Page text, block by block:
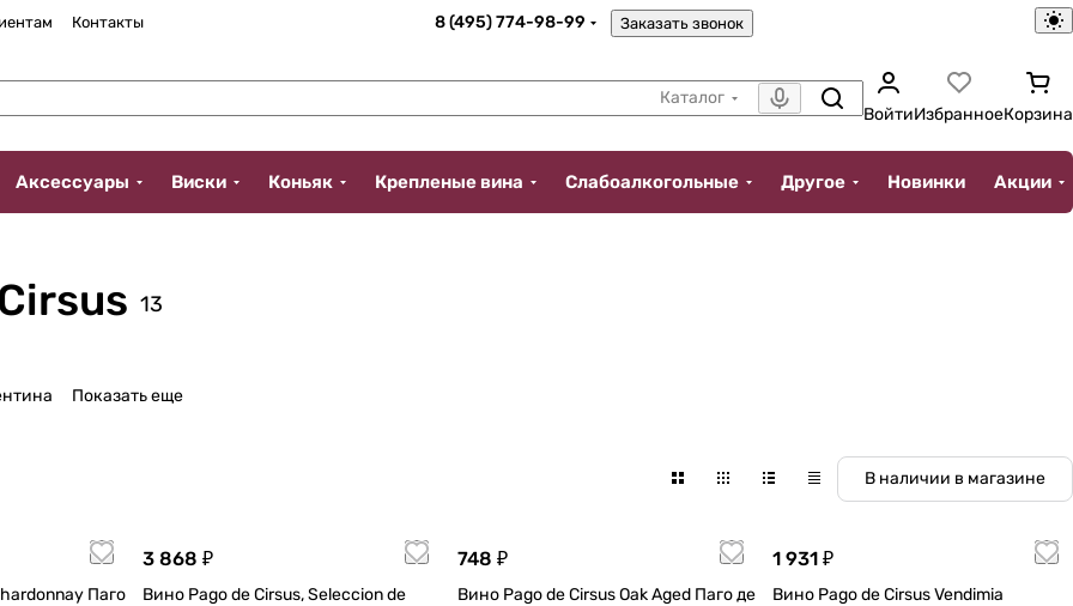
Контакты 8 (495) 774-98-99 Заказать звонок
Каталог
ВойтиИзбранноеКорзина
Аксессуары Виски Коньяк Крепленые вина Слабоалкогольные Другое Новинки Акции
13
Показать еще
В наличии в магазине
3 868 ₽
Вино Pago de Cirsus, Seleccion de
748 ₽
Вино Pago de Cirsus Oak Aged Паго де
1 931 ₽
Вино Pago de Cirsus Vendimia